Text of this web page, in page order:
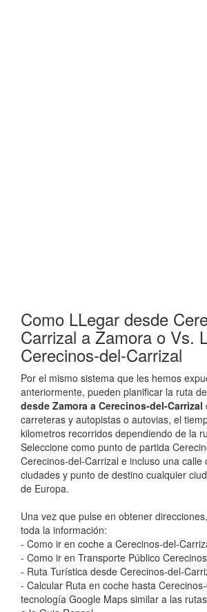
Como LLegar desde
Carrizal a Zamora o Vs.
Cerecinos-del-Carrizal
Por el mismo sistema que les hemos
anteriormente, pueden planificar la ruta de
desde Zamora a Cerecinos-del-Carrizal
carreteras y autopistas o autovias, el
kilometros recorridos dependiendo de la
Seleccione como punto de partida
Cerecinos-del-Carrizal e incluso una calle
ciudades y punto de destino cualquier
de Europa.
Una vez que pulse en obtener
toda la información:
- Como ir en coche a Cerecinos-del-
- Como ir en Transporte Público
- Ruta Turística desde Cerecinos-del-
- Calcular Ruta en coche hasta
tecnología Google Maps similar a las